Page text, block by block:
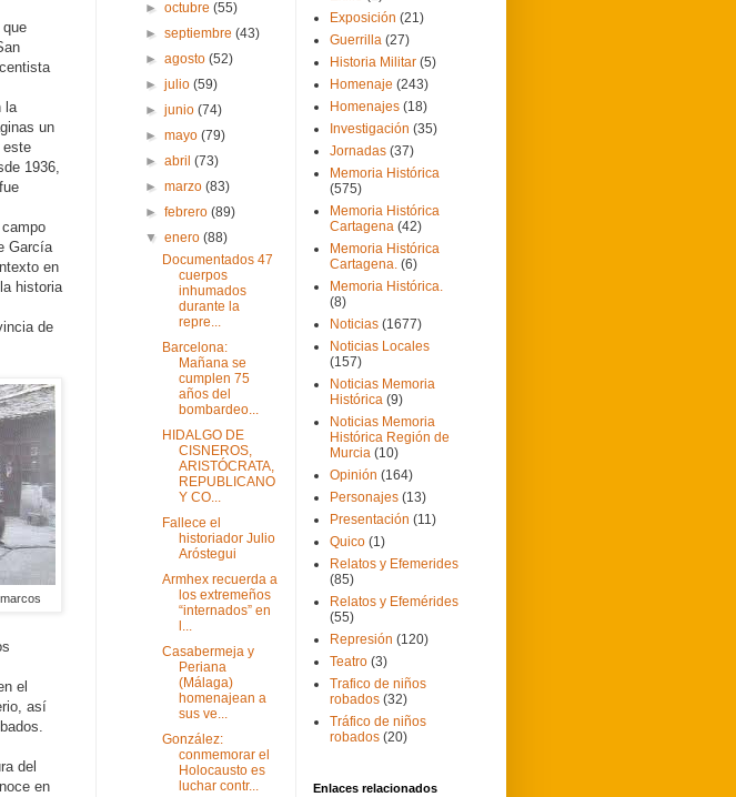
la
un
este
1936,
García
en
historia
de
el
así
del
en
►octubre(55)
►septiembre(43)
►agosto(52)
►julio(59)
►junio(74)
►mayo(79)
►abril(73)
►marzo(83)
►febrero(89)
▼enero(88)
Documentados 47
cuerpos
inhumados
durante la
repre...
Barcelona:
Mañana se
cumplen 75
años del
bombardeo...
HIDALGO DE
CISNEROS,
ARISTÓCRATA,
REPUBLICANO
Y CO...
Fallece el
historiador Julio
Aróstegui
Armhex recuerda a
los extremeños
“internados” en
l...
Casabermeja y
Periana
(Málaga)
homenajean a
sus ve...
González:
conmemorar el
Holocausto es
luchar contr...
Exposición (21)
Guerrilla (27)
Historia Militar (5)
Homenaje (243)
Homenajes (18)
Investigación (35)
Jornadas (37)
Memoria Histórica
(575)
Memoria Histórica
Cartagena (42)
Memoria Histórica
Cartagena. (6)
Memoria Histórica.
(8)
Noticias (1677)
Noticias Locales
(157)
Noticias Memoria
Histórica (9)
Noticias Memoria
Histórica Región de
Murcia (10)
Opinión (164)
Personajes (13)
Presentación (11)
Quico (1)
Relatos y Efemerides
(85)
Relatos y Efemérides
(55)
Represión (120)
Teatro (3)
Trafico de niños
robados (32)
Tráfico de niños
robados (20)
Enlaces relacionados